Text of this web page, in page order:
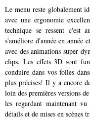
Le menu reste globalement
avec une ergonomie
technique se ressent c'est
s'améliore d'année en
avec des animations super
clips. Les effets 3D sont
conduire dans vos folles
plus précises! Il y a encore
loin des premières versions
les regardant maintenant
détails et de mises en scènes